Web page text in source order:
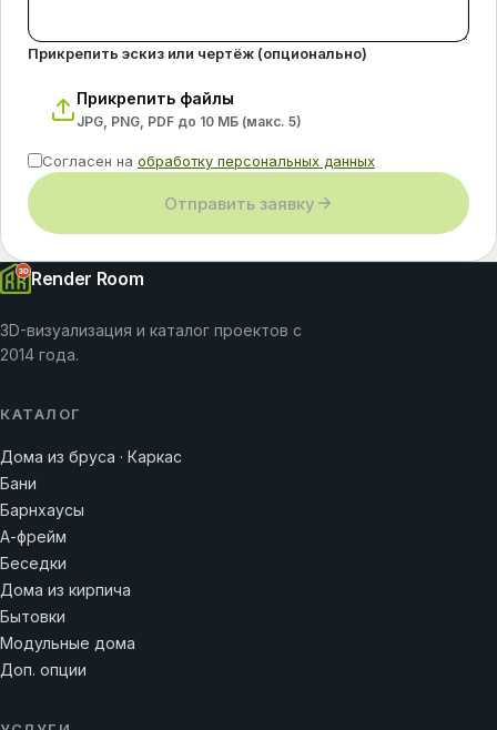
Прикрепить эскиз или чертёж (опционально)
Прикрепить файлы
JPG, PNG, PDF до 10 МБ (макс. 5)
Согласен на обработку персональных данных
Отправить заявку
Render Room
3D-визуализация и каталог проектов с
2014 года.
КАТАЛОГ
Дома из бруса · Каркас
Бани
Барнхаусы
А-фрейм
Беседки
Дома из кирпича
Бытовки
Модульные дома
Доп. опции